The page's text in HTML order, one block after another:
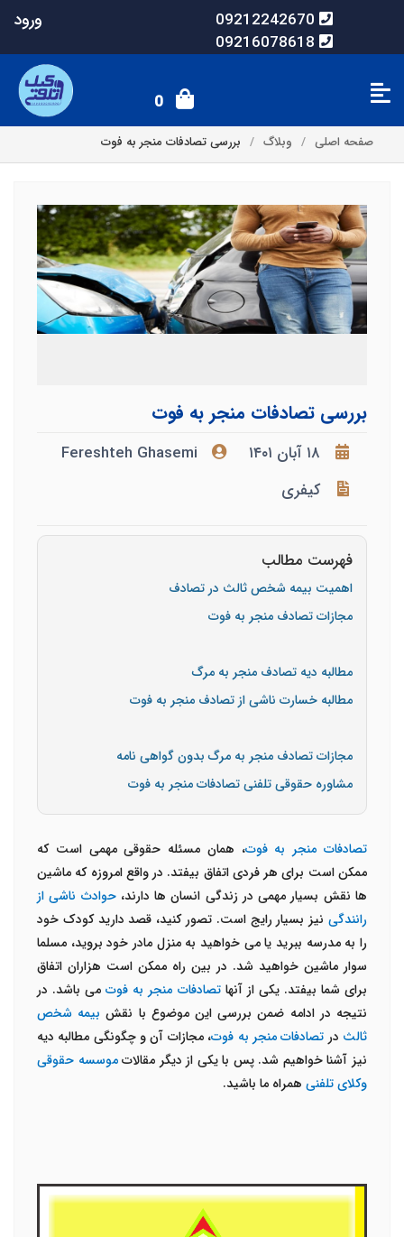
09212242670
09216078618
ورود
0
صفحه اصلی وبلاگ بررسی تصادفات منجر به فوت
بررسی تصادفات منجر به فوت
۱۸ آبان ۱۴۰۱
Fereshteh Ghasemi
کیفری
فهرست مطالب
اهمیت بیمه شخص ثالث در تصادف
مجازات تصادف منجر به فوت
مطالبه دیه تصادف منجر به مرگ
مطالبه خسارت ناشی از تصادف منجر به فوت
مجازات تصادف منجر به مرگ بدون گواهی نامه
مشاوره حقوقی تلفنی تصادفات منجر به فوت
تصادفات منجر به فوت، همان مسئله حقوقی مهمی است که
ممکن است برای هر فردی اتفاق بیفتد. در واقع امروزه که ماشین
ها نقش بسیار مهمی در زندگی انسان ها دارند،حوادث ناشی از
رانندگی نیز بسیار رایج است. تصور کنید، قصد دارید کودک خود
را به مدرسه ببرید یا می خواهید به منزل مادر خود بروید، مسلما
سوار ماشین خواهید شد. در بین راه ممکن است هزاران اتفاق
برای شما بیفتد. یکی از آنهاتصادفات منجر به فوتمی باشد. در
نتیجه در ادامه ضمن بررسی این موضوع با نقش بیمه شخص
ثالث در تصادفات منجر به فوت، مجازات آن و چگونگی مطالبه دیه
نیز آشنا خواهیم شد. پس با یکی از دیگر مقالاتموسسه حقوقی
وکلای تلفنی همراه ما باشید.